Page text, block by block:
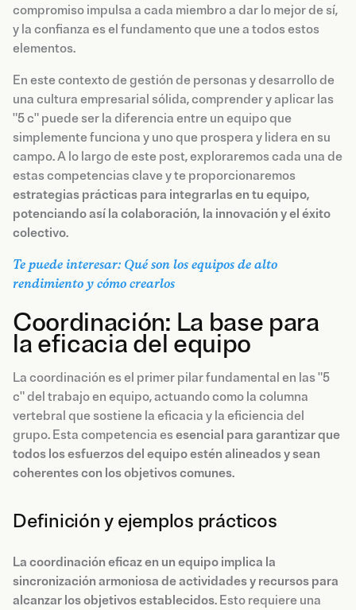
compromiso impulsa a cada miembro a dar lo mejor de sí,
y la confianza es el fundamento que une a todos estos
elementos.
En este contexto de gestión de personas y desarrollo de
una cultura empresarial sólida, comprender y aplicar las
"5 c" puede ser la diferencia entre un equipo que
simplemente funciona y uno que prospera y lidera en su
campo. A lo largo de este post, exploraremos cada una de
estas competencias clave y te proporcionaremos
estrategias prácticas para integrarlas en tu equipo,
potenciando así la colaboración, la innovación y el éxito
colectivo.
Te puede interesar: Qué son los equipos de alto
rendimiento y cómo crearlos
Coordinación: La base para
la eficacia del equipo
La coordinación es el primer pilar fundamental en las "5
c" del trabajo en equipo, actuando como la columna
vertebral que sostiene la eficacia y la eficiencia del
grupo. Esta competencia es esencial para garantizar que
todos los esfuerzos del equipo estén alineados y sean
coherentes con los objetivos comunes.
Definición y ejemplos prácticos
La coordinación eficaz en un equipo implica la
sincronización armoniosa de actividades y recursos para
alcanzar los objetivos establecidos. Esto requiere una